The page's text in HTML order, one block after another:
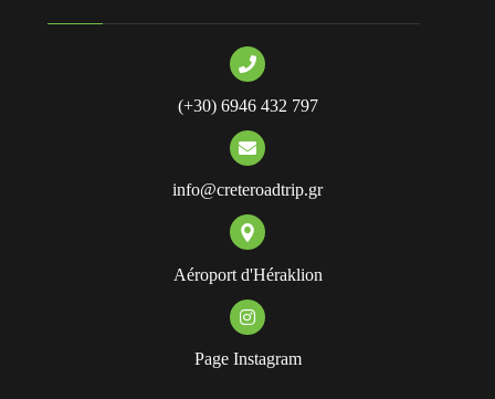
(+30) 6946 432 797
info@creteroadtrip.gr
Aéroport d'Héraklion
Page Instagram